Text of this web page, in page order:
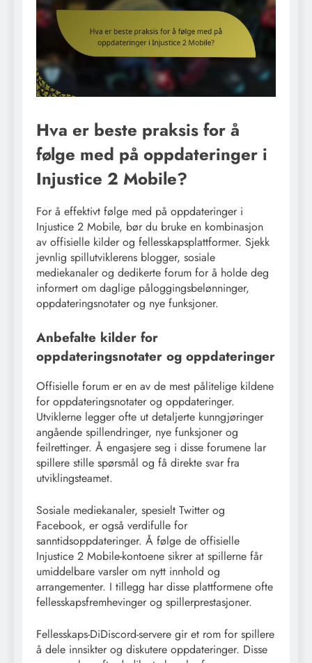
Hva er beste praksis for å
følge med på oppdateringer i
Injustice 2 Mobile?
For å effektivt følge med på oppdateringer i
Injustice 2 Mobile, bør du bruke en kombinasjon
av offisielle kilder og fellesskapsplattformer. Sjekk
jevnlig spillutviklerens blogger, sosiale
mediekanaler og dedikerte forum for å holde deg
informert om daglige påloggingsbelønninger,
oppdateringsnotater og nye funksjoner.
Anbefalte kilder for
oppdateringsnotater og oppdateringer
Offisielle forum er en av de mest pålitelige kildene
for oppdateringsnotater og oppdateringer.
Utviklerne legger ofte ut detaljerte kunngjøringer
angående spillendringer, nye funksjoner og
feilrettinger. Å engasjere seg i disse forumene lar
spillere stille spørsmål og få direkte svar fra
utviklingsteamet.
Sosiale mediekanaler, spesielt Twitter og
Facebook, er også verdifulle for
sanntidsoppdateringer. Å følge de offisielle
Injustice 2 Mobile-kontoene sikrer at spillerne får
umiddelbare varsler om nytt innhold og
arrangementer. I tillegg har disse plattformene ofte
fellesskapsfremhevinger og spillerprestasjoner.
Fellesskaps-DiDiscord-servere gir et rom for spillere
å dele innsikter og diskutere oppdateringer. Disse